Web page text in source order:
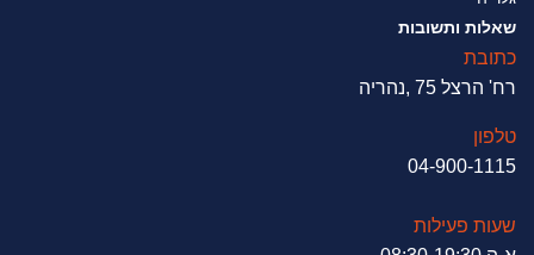
שאלות ותשובות
כתובת
רח' הרצל 75 ,נהריה
טלפון
04-900-1115
שעות פעילות